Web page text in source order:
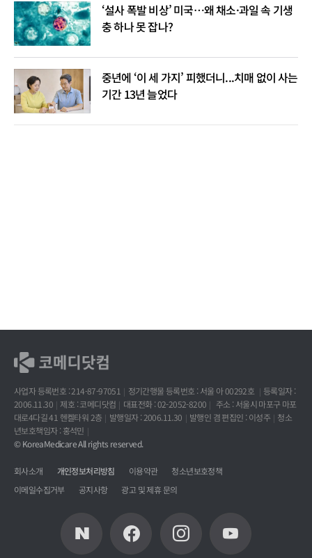
‘설사 폭발 비상’ 미국…왜 채소·과일 속 기생
충 하나 못 잡나?
중년에 ‘이 세 가지’ 피했더니...치매 없이 사는
기간 13년 늘었다
사업자 등록번호 : 214-87-97051 정기간행물 등록번호 : 서울 아 00292호
등록일자 :
2006.11.30
제호 : 코메디닷컴 대표전화 : 02-2052-8200
주소 : 서울시 마포구 마포
대로4다길 41 헨켈타워 2층
발행일자 : 2006.11.30 발행인 겸 편집인 : 이성주
청소
년보호책임자 : 홍석민
© KoreaMedicare All rights reserved.
회사소개 개인정보처리방침 이용약관
청소년보호정책
이메일수집거부
공지사항 광고 및 제휴 문의